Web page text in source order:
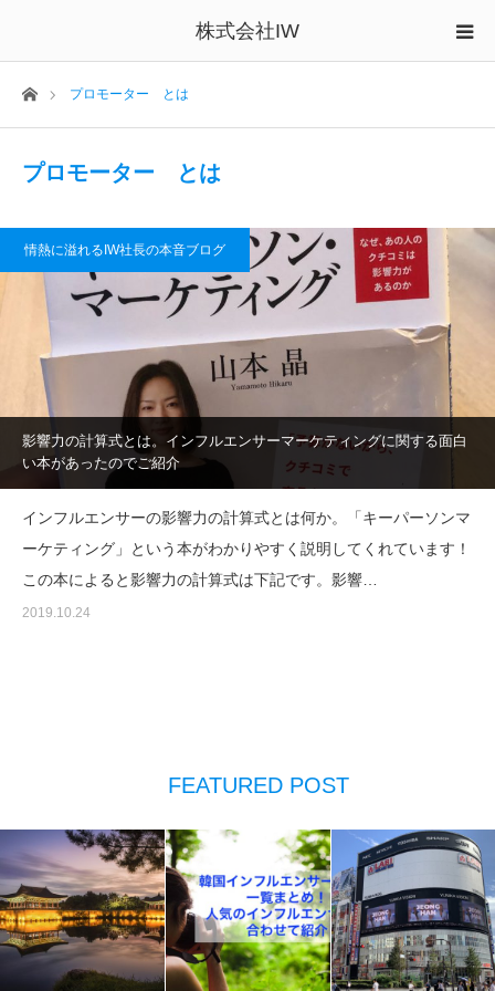
株式会社IW
ホームプロモーター とは
プロモーター とは
情熱に溢れるIW社長の本音ブログ
影響力の計算式とは。インフルエンサーマーケティングに関する面白
い本があったのでご紹介
インフルエンサーの影響力の計算式とは何か。「キーパーソンマ
ーケティング」という本がわかりやすく説明してくれています！
この本によると影響力の計算式は下記です。影響…
2019.10.24
FEATURED POST